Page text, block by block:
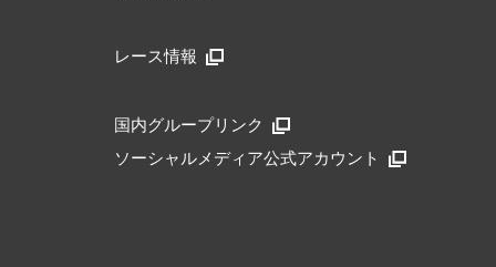
レース情報
国内グループリンク
ソーシャルメディア公式アカウント